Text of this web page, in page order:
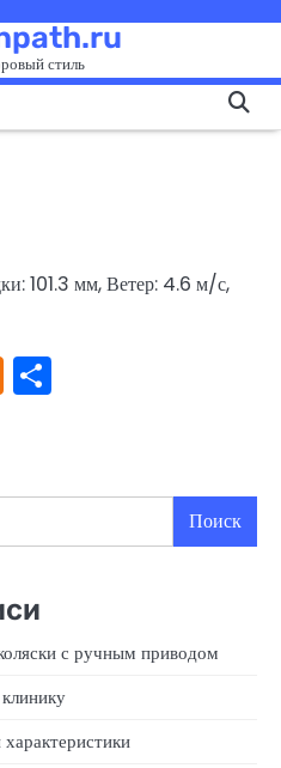
стиль
101.3 мм, Ветер: 4.6 м/с,
Odnoklassniki
Поиск
с ручным приводом